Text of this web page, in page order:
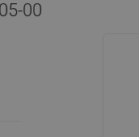
00